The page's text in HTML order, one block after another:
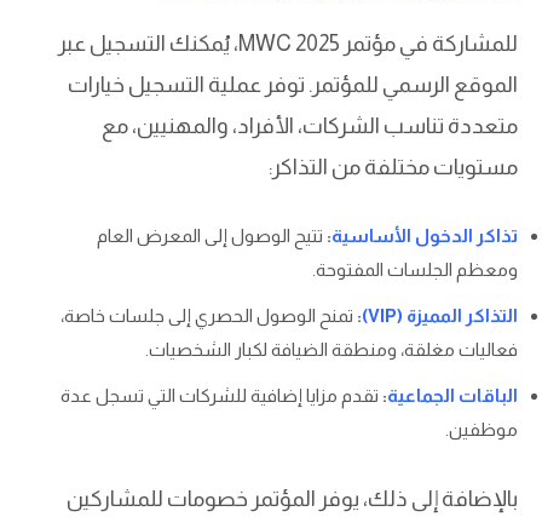
للمشاركة في مؤتمر MWC 2025، يُمكنك التسجيل عبر
الموقع الرسمي للمؤتمر. توفر عملية التسجيل خيارات
متعددة تناسب الشركات، الأفراد، والمهنيين، مع
مستويات مختلفة من التذاكر:
تذاكر الدخول الأساسية: تتيح الوصول إلى المعرض العام
ومعظم الجلسات المفتوحة.
التذاكر المميزة (VIP) : تمنح الوصول الحصري إلى جلسات خاصة،
فعاليات مغلقة، ومنطقة الضيافة لكبار الشخصيات.
الباقات الجماعية: تقدم مزايا إضافية للشركات التي تسجل عدة
موظفين.
بالإضافة إلى ذلك، يوفر المؤتمر خصومات للمشاركين